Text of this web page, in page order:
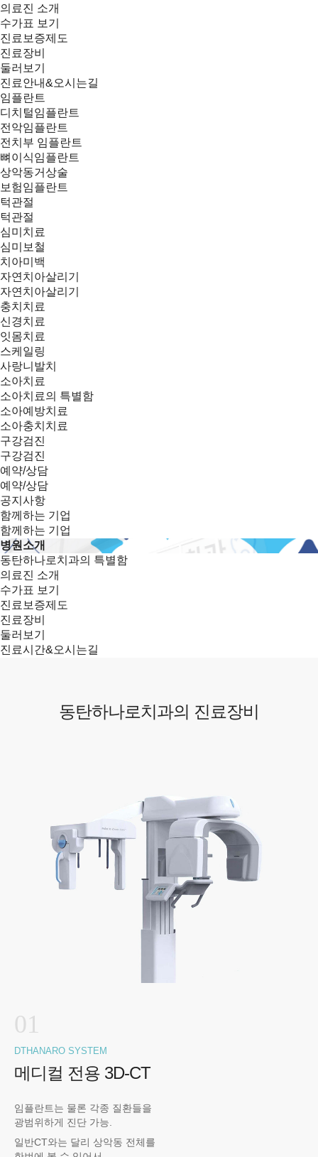
의료진 소개
수가표 보기
진료보증제도
진료장비
둘러보기
진료안내&오시는길
임플란트
디치털임플란트
전악임플란트
전치부 임플란트
뼈이식임플란트
상악동거상술
보험임플란트
턱관절
턱관절
심미치료
심미보철
치아미백
자연치아살리기
자연치아살리기
충치치료
신경치료
잇몸치료
스케일링
사랑니발치
소아치료
소아치료의 특별함
소아예방치료
소아충치치료
구강검진
구강검진
예약/상담
예약/상담
공지사항
함께하는 기업
함께하는 기업
병원소개
동탄하나로치과의 특별함
의료진 소개
수가표 보기
진료보증제도
진료장비
둘러보기
진료시간&오시는길
동탄하나로치과의 진료장비
01
DTHANARO SYSTEM
메디컬 전용 3D-CT
임플란트는 물론 각종 질환들을
광범위하게 진단 가능.
일반CT와는 달리 상악동 전체를